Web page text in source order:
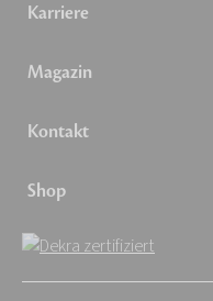
Karriere
Magazin
Kontakt
Shop